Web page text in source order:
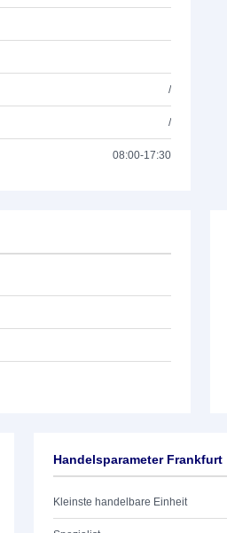
/
/
08:00-17:30
Handelsparameter Frankfurt
Kleinste handelbare Einheit